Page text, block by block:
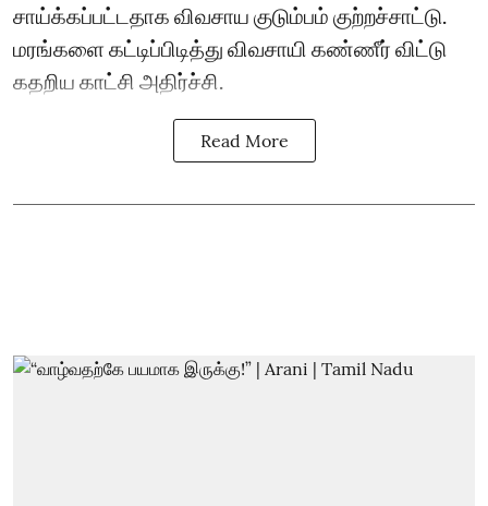
சாய்க்கப்பட்டதாக விவசாய குடும்பம் குற்றச்சாட்டு.
மரங்களை கட்டிப்பிடித்து விவசாயி கண்ணீர் விட்டு
கதறிய காட்சி அதிர்ச்சி.
Read More